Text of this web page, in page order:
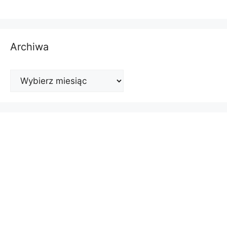
Archiwa
Archiwa